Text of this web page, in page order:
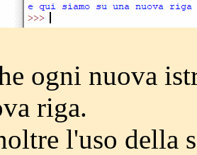
ogni nuova
riga.
l'uso della